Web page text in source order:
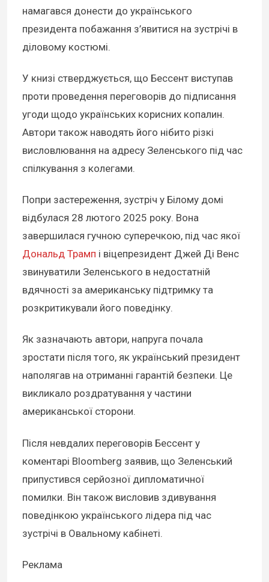
намагався донести до українського
президента побажання з’явитися на зустрічі в
діловому костюмі.
У книзі стверджується, що Бессент виступав
проти проведення переговорів до підписання
угоди щодо українських корисних копалин.
Автори також наводять його нібито різкі
висловлювання на адресу Зеленського під час
спілкування з колегами.
Попри застереження, зустріч у Білому домі
відбулася 28 лютого 2025 року. Вона
завершилася гучною суперечкою, під час якої
Дональд Трамп і віцепрезидент Джей Ді Венс
звинуватили Зеленського в недостатній
вдячності за американську підтримку та
розкритикували його поведінку.
Як зазначають автори, напруга почала
зростати після того, як український президент
наполягав на отриманні гарантій безпеки. Це
викликало роздратування у частини
американської сторони.
Після невдалих переговорів Бессент у
коментарі Bloomberg заявив, що Зеленський
припустився серйозної дипломатичної
помилки. Він також висловив здивування
поведінкою українського лідера під час
зустрічі в Овальному кабінеті.
Реклама